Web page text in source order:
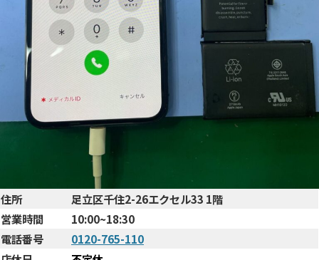
住所
足立区千住2-26エクセル33 1階
営業時間
10:00~18:30
電話番号
0120-765-110